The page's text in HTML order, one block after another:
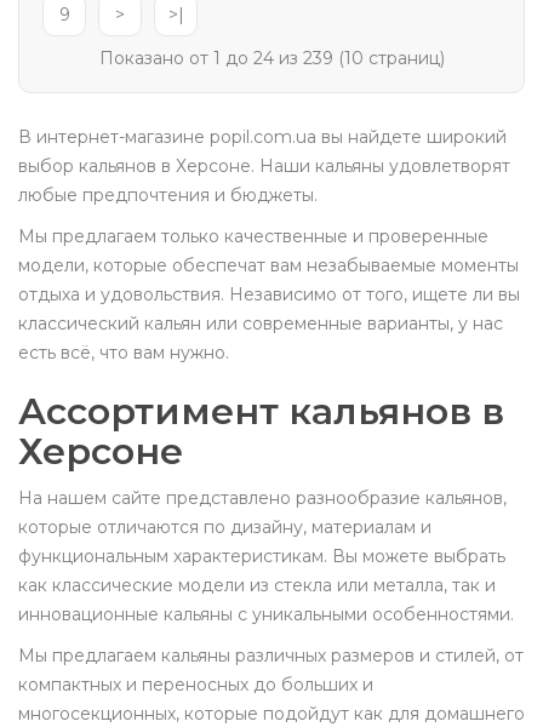
9 >
>|
Показано от 1 до 24 из 239 (10 страниц)
В интернет-магазине popil.com.ua вы найдете широкий
выбор кальянов в Херсоне. Наши кальяны удовлетворят
любые предпочтения и бюджеты.
Мы предлагаем только качественные и проверенные
модели, которые обеспечат вам незабываемые моменты
отдыха и удовольствия. Независимо от того, ищете ли вы
классический кальян или современные варианты, у нас
есть всё, что вам нужно.
Ассортимент кальянов в
Херсоне
На нашем сайте представлено разнообразие кальянов,
которые отличаются по дизайну, материалам и
функциональным характеристикам. Вы можете выбрать
как классические модели из стекла или металла, так и
инновационные кальяны с уникальными особенностями.
Мы предлагаем кальяны различных размеров и стилей, от
компактных и переносных до больших и
многосекционных, которые подойдут как для домашнего